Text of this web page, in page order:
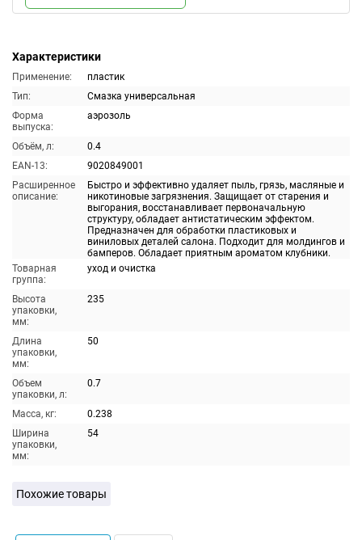
Характеристики
Применение:
пластик
Тип:
Смазка универсальная
Форма
выпуска:
аэрозоль
Объём, л:
0.4
EAN-13:
9020849001
Расширенное
описание:
Быстро и эффективно удаляет пыль, грязь, масляные и
никотиновые загрязнения. Защищает от старения и
выгорания, восстанавливает первоначальную
структуру, обладает антистатическим эффектом.
Предназначен для обработки пластиковых и
виниловых деталей салона. Подходит для молдингов и
бамперов. Обладает приятным ароматом клубники.
Товарная
группа:
уход и очистка
Высота
упаковки,
мм:
235
Длина
упаковки,
мм:
50
Объем
упаковки, л:
0.7
Масса, кг:
0.238
Ширина
упаковки,
мм:
54
Похожие товары